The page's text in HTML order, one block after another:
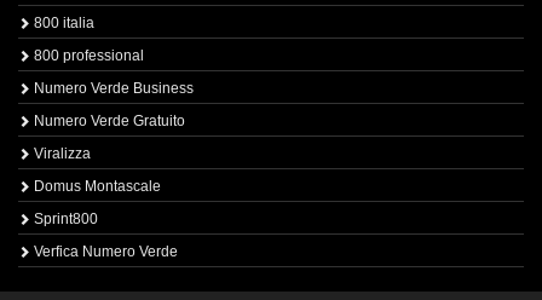
800 italia
800 professional
Numero Verde Business
Numero Verde Gratuito
Viralizza
Domus Montascale
Sprint800
Verfica Numero Verde